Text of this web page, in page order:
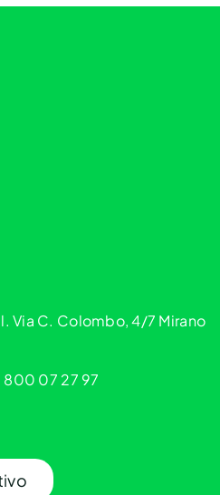
Via C. Colombo, 4/7 Mirano
800 07 27 97